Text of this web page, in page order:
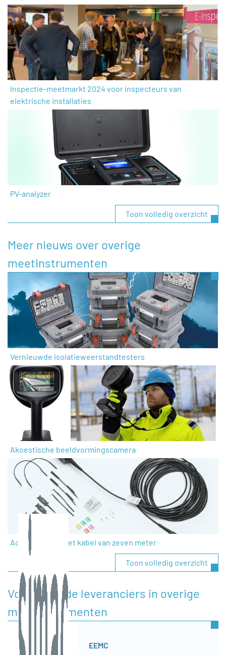
Inspectie-meetmarkt 2024 voor inspecteurs van
elektrische installaties
PV-analyzer
Toon volledig overzicht
Meer nieuws over overige
meetinstrumenten
Vernieuwde isolatieweerstandtesters
Akoestische beeldvormingscamera
Actieve probe met kabel van zeven meter
Toon volledig overzicht
Voorgestelde leveranciers in overige
meetinstrumenten
EEMC